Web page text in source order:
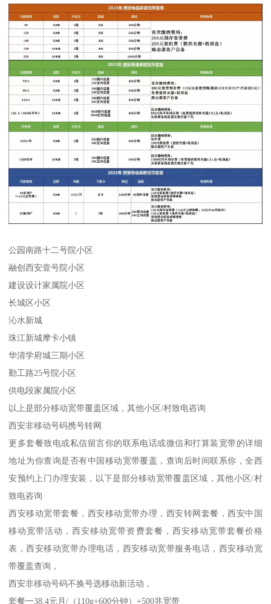
公园南路十二号院小区
融创西安壹号院小区
建设设计家属院小区
长城区小区
沁水新城
珠江新城摩卡小镇
华清学府城三期小区
勤工路25号院小区
供电段家属院小区
以上是部分移动宽带覆盖区域，其他小区/村致电咨询
西安非移动号码携号转网
更多套餐致电或私信留言你的联系电话或微信和打算装宽带的详细
地址为你查询是否有中国移动宽带覆盖，查询后时间联系你，全西
安预约上门办理安装，以下是部分移动宽带覆盖区域，其他小区/村
致电咨询
西安移动宽带套餐，西安移动宽带办理，西安转网套餐，西安中国
移动宽带活动，西安移动宽带资费套餐，西安移动宽带套餐价格
表，西安移动宽带办理电话，西安移动宽带服务电话，西安移动宽
带覆盖查询，
西安非移动号码不换号选移动新活动，
套餐一38.4元月/（110g+600分钟）+500兆宽带